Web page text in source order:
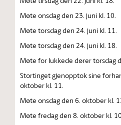
Møte onsdag den 23. juni kl. 10.
Møte torsdag den 24. juni kl. 11.
Møte torsdag den 24. juni kl. 18.
Møte for lukkede dører torsdag
Stortinget gjenopptok sine
oktober kl. 11.
Møte onsdag den 6. oktober kl.
Møte fredag den 8. oktober kl.